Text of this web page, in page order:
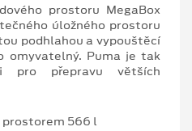
prostoru MegaBox
úložného prostoru
podhlahou a vypouštěcí
omyvatelný. Puma je tak
pro přepravu větších